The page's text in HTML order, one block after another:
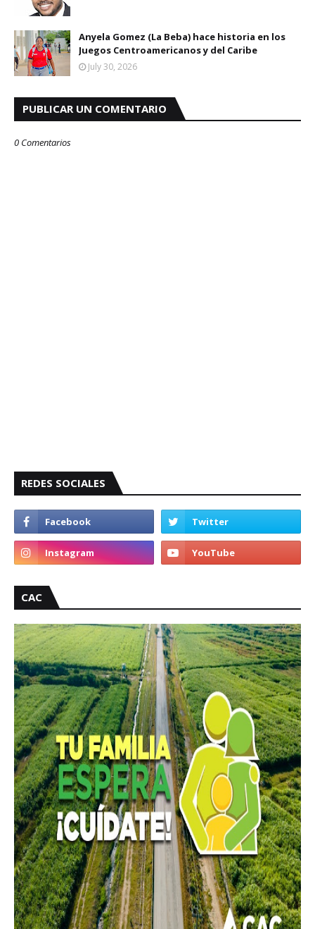
Anyela Gomez (La Beba) hace historia en los
Juegos Centroamericanos y del Caribe
July 30, 2026
PUBLICAR UN COMENTARIO
0 Comentarios
REDES SOCIALES
CAC